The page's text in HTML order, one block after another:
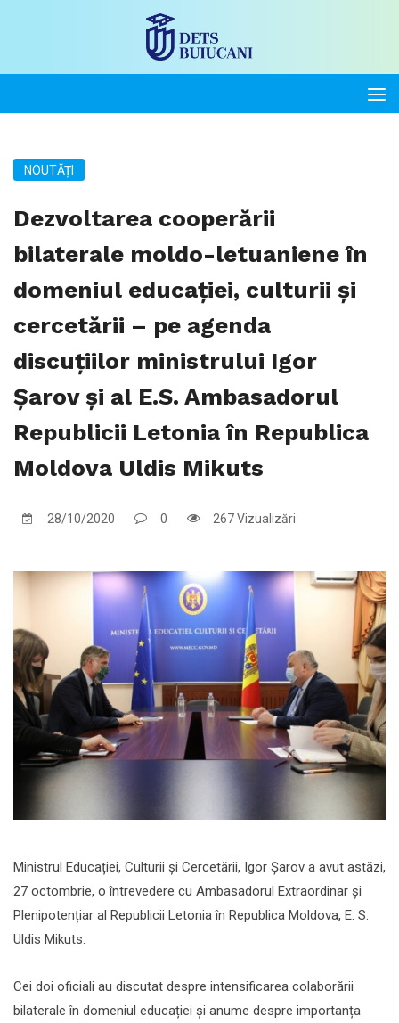
NOUTĂȚI
Dezvoltarea cooperării
bilaterale moldo-letuaniene în
domeniul educației, culturii și
cercetării – pe agenda
discuțiilor ministrului Igor
Șarov și al E.S. Ambasadorul
Republicii Letonia în Republica
Moldova Uldis Mikuts
28/10/2020 0 267 Vizualizări
Ministrul Educației, Culturii și Cercetării, Igor Șarov a avut astăzi,
27 octombrie, o întrevedere cu Ambasadorul Extraordinar și
Plenipotențiar al Republicii Letonia în Republica Moldova, E. S.
Uldis Mikuts.
Cei doi oficiali au discutat despre intensificarea colaborării
bilaterale în domeniul educației și anume despre importanța